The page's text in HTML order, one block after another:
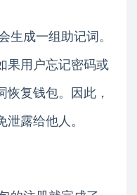
生成一组助记词。
果用户忘记密码或
恢复钱包。因此，
露给他人。